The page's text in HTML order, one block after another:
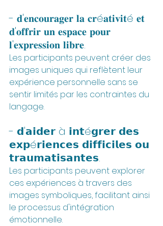
- 𝐝'𝐞𝐧𝐜𝐨𝐮𝐫𝐚𝐠𝐞𝐫 𝐥𝐚 𝐜𝐫é𝐚𝐭𝐢𝐯𝐢𝐭é 𝐞𝐭
𝐝'𝐨𝐟𝐟𝐫𝐢𝐫 𝐮𝐧 𝐞𝐬𝐩𝐚𝐜𝐞 𝐩𝐨𝐮𝐫
𝐥'𝐞𝐱𝐩𝐫𝐞𝐬𝐬𝐢𝐨𝐧 𝐥𝐢𝐛𝐫𝐞.
Les participants peuvent créer des
images uniques qui reflètent leur
expérience personnelle sans se
sentir limités par les contraintes du
langage.
- 𝗱'𝗮𝗶𝗱𝗲𝗿 à 𝗶𝗻𝘁é𝗴𝗿𝗲𝗿 𝗱𝗲𝘀
𝗲𝘅𝗽é𝗿𝗶𝗲𝗻𝗰𝗲𝘀 𝗱𝗶𝗳𝗳𝗶𝗰𝗶𝗹𝗲𝘀 𝗼𝘂
𝘁𝗿𝗮𝘂𝗺𝗮𝘁𝗶𝘀𝗮𝗻𝘁𝗲𝘀.
Les participants peuvent explorer
ces expériences à travers des
images symboliques, facilitant ainsi
le processus d'intégration
émotionnelle.